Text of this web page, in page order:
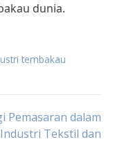
dunia.
tembakau
Pemasaran dalam
Industri Tekstil dan